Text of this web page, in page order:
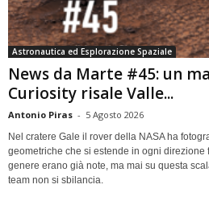
Astronautica ed Esplorazione Spaziale
News da Marte #45: un
Curiosity risale Valle...
Antonio Piras - 5 Agosto 2026
Nel cratere Gale il rover della NASA ha
geometriche che si estende in ogni direzione
genere erano già note, ma mai su questa
team non si sbilancia.